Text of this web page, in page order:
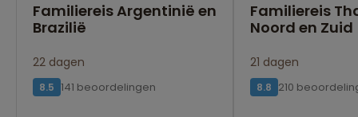
Familiereis Argentinië en
Brazilië
22 dagen
8.5 141 beoordelingen
Familiereis
Noord en Zuid
21 dagen
8.8 210